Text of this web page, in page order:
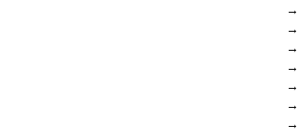
→
→
→
→
→
→
→